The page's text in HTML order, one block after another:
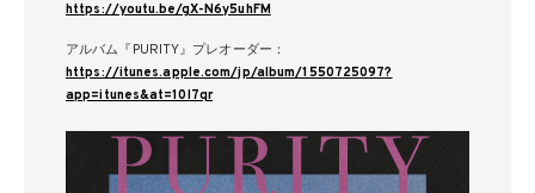
https://youtu.be/gX-N6y5uhFM
アルバム『PURITY』プレオーダー：
https://itunes.apple.com/jp/album/1550725097?
app=itunes&at=10l7qr